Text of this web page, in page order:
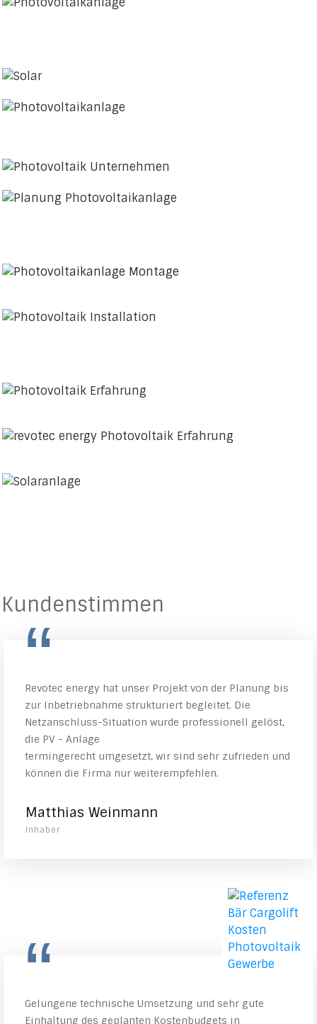
Kundenstimmen
“
Revotec energy hat unser Projekt von der Planung bis
zur Inbetriebnahme strukturiert begleitet. Die
Netzanschluss-Situation wurde professionell gelöst,
die PV - Anlage
termingerecht umgesetzt, wir sind sehr zufrieden und
können die Firma nur weiterempfehlen.
Matthias Weinmann
Inhaber
“
Gelungene technische Umsetzung und sehr gute
Einhaltung des geplanten Kostenbudgets in